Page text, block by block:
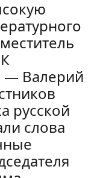
— Валерий
русской
слова